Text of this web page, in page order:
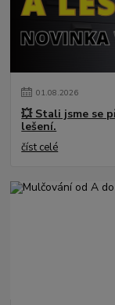
01.08.2026
💥 Stali jsme se
lešení.
číst celé